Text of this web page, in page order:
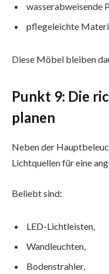
wasserabweisende
pflegeleichte
Diese Möbel bleiben
Punkt 9: Die
planen
Neben der
Lichtquellen für eine
Beliebt sind:
LED-Lichtleisten,
Wandleuchten,
Bodenstrahler,